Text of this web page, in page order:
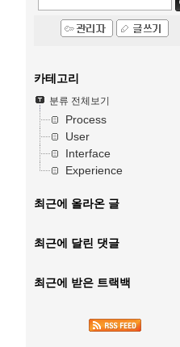
카테고리
분류 전체보기
Process
User
Interface
Experience
최근에 올라온 글
최근에 달린 댓글
최근에 받은 트랙백